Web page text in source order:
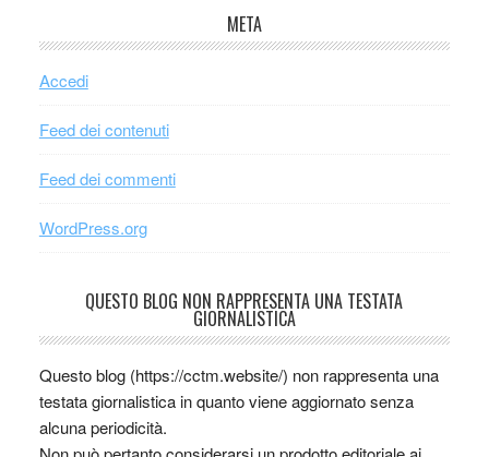
META
Accedi
Feed dei contenuti
Feed dei commenti
WordPress.org
QUESTO BLOG NON RAPPRESENTA UNA TESTATA
GIORNALISTICA
Questo blog (https://cctm.website/) non rappresenta una
testata giornalistica in quanto viene aggiornato senza
alcuna periodicità.